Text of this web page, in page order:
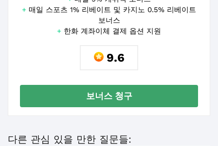
+ 매일 스포츠 1% 리베이트 및 카지노 0.5% 리베이트
보너스
+ 한화 계좌이체 결제 옵션 지원
9.6
보너스 청구
다른 관심 있을 만한 질문들: